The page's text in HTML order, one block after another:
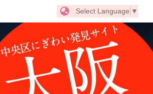
Select Language ▼